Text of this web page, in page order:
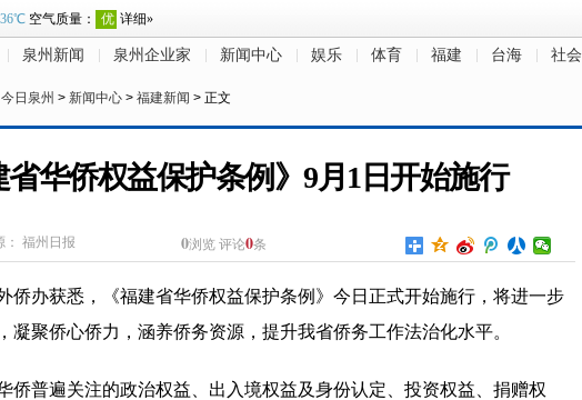
泉州新闻 泉州企业家 新闻中心 娱乐 体育 福建 台海 社会
今日泉州 > 新闻中心 > 福建新闻 > 正文
省华侨权益保护条例》9月1日开始施行
福州日报 0浏览 评论0条
侨办获悉，《福建省华侨权益保护条例》今日正式开始施行，将进一步
凝聚侨心侨力，涵养侨务资源，提升我省侨务工作法治化水平。
侨普遍关注的政治权益、出入境权益及身份认定、投资权益、捐赠权